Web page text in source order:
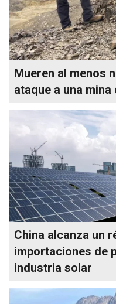
Mueren al menos
ataque a una mina
China alcanza un
importaciones de
industria solar